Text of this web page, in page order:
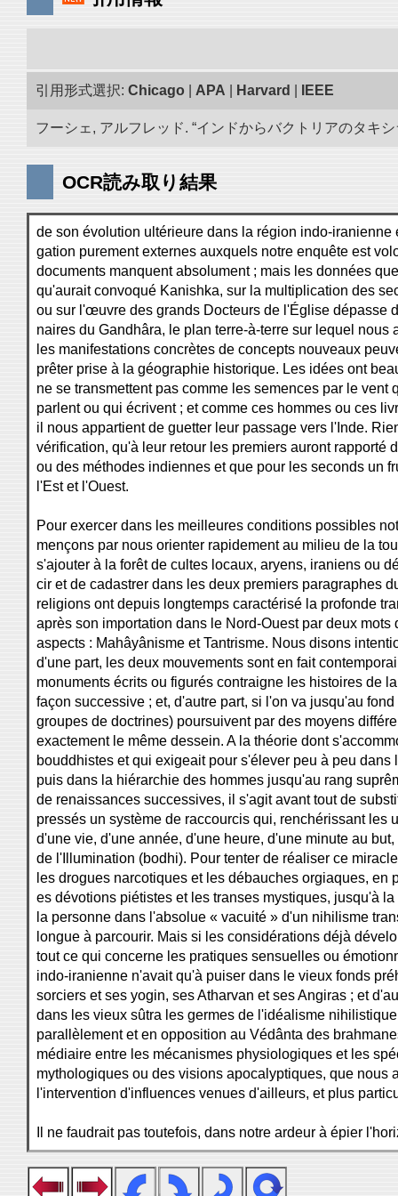
引用形式選択: Chicago APA Harvard IEEE
フーシェ, アルフレッド. “インドからバクトリアのタキ
OCR読み取り結果
de son évolution ultérieure dans la région indo-
gation purement externes auxquels notre enquête est
documents manquent absolument ; mais les données
qu'aurait convoqué Kanishka, sur la multiplication des
ou sur l'œuvre des grands Docteurs de l'Église dépasse
naires du Gandhâra, le plan terre-à-terre sur lequel nous
les manifestations concrètes de concepts nouveaux
prêter prise à la géographie historique. Les idées ont
ne se transmettent pas comme les semences par le vent
parlent ou qui écrivent ; et comme ces hommes ou ces
il nous appartient de guetter leur passage vers l'Inde.
vérification, qu'à leur retour les premiers auront rapporté
ou des méthodes indiennes et que pour les seconds un
l'Est et l'Ouest.
Pour exercer dans les meilleures conditions possibles
mençons par nous orienter rapidement au milieu de la
s'ajouter à la forêt de cultes locaux, aryens, iraniens ou
cir et de cadastrer dans les deux premiers paragraphes
religions ont depuis longtemps caractérisé la profonde
après son importation dans le Nord-Ouest par deux
aspects : Mahâyânisme et Tantrisme. Nous disons
d'une part, les deux mouvements sont en fait
monuments écrits ou figurés contraigne les histoires de
façon successive ; et, d'autre part, si l'on va jusqu'au
groupes de doctrines) poursuivent par des moyens
exactement le même dessein. A la théorie dont
bouddhistes et qui exigeait pour s'élever peu à peu
puis dans la hiérarchie des hommes jusqu'au rang
de renaissances successives, il s'agit avant tout de
pressés un système de raccourcis qui, renchérissant les
d'une vie, d'une année, d'une heure, d'une minute au
de l'Illumination (bodhi). Pour tenter de réaliser ce
les drogues narcotiques et les débauches orgiaques, en
es dévotions piétistes et les transes mystiques, jusqu'à
la personne dans l'absolue « vacuité » d'un nihilisme
longue à parcourir. Mais si les considérations déjà
tout ce qui concerne les pratiques sensuelles ou
indo-iranienne n'avait qu'à puiser dans le vieux fonds
sorciers et ses yogin, ses Atharvan et ses Angiras ; et
dans les vieux sûtra les germes de l'idéalisme
parallèlement et en opposition au Védânta des
médiaire entre les mécanismes physiologiques et les
mythologiques ou des visions apocalyptiques, que nous
l'intervention d'influences venues d'ailleurs, et plus
Il ne faudrait pas toutefois, dans notre ardeur à épier